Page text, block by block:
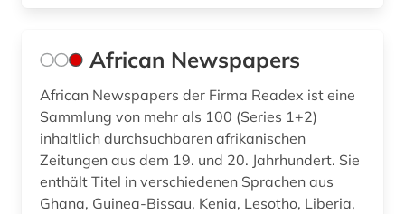
filmwissenschaft (32)
filmästhetik (1)
finnland (3)
finnlandschweden (1)
African Newspapers
African Newspapers der Firma Readex ist eine
Sammlung von mehr als 100 (Series 1+2)
inhaltlich durchsuchbaren afrikanischen
Zeitungen aus dem 19. und 20. Jahrhundert. Sie
enthält Titel in verschiedenen Sprachen aus
Ghana, Guinea-Bissau, Kenia, Lesotho, Liberia,